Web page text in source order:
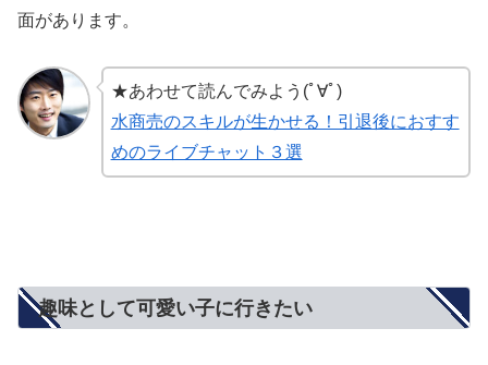
面があります。
★あわせて読んでみよう(ﾟ∀ﾟ)
水商売のスキルが生かせる！引退後におすす
めのライブチャット３選
趣味として可愛い子に行きたい